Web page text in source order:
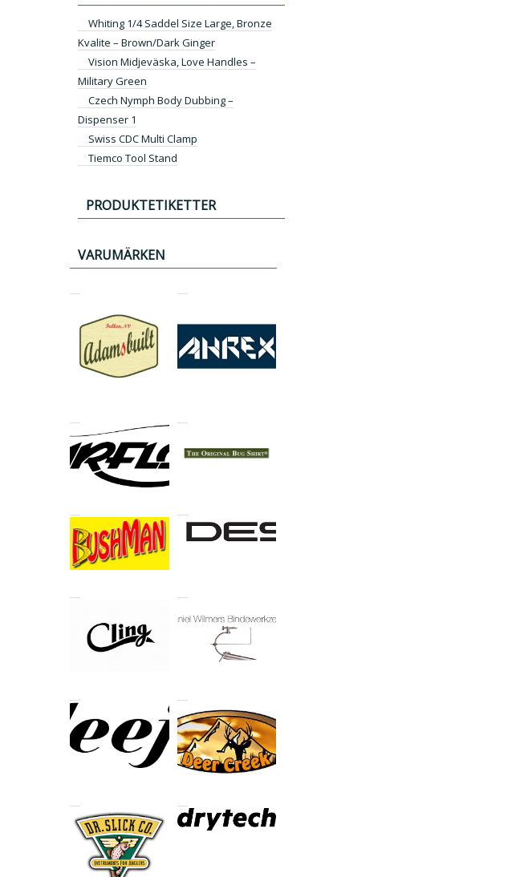
Whiting 1/4 Saddel Size Large, Bronze
Kvalite – Brown/Dark Ginger
Vision Midjeväska, Love Handles –
Military Green
Czech Nymph Body Dubbing –
Dispenser 1
Swiss CDC Multi Clamp
Tiemco Tool Stand
PRODUKTETIKETTER
VARUMÄRKEN